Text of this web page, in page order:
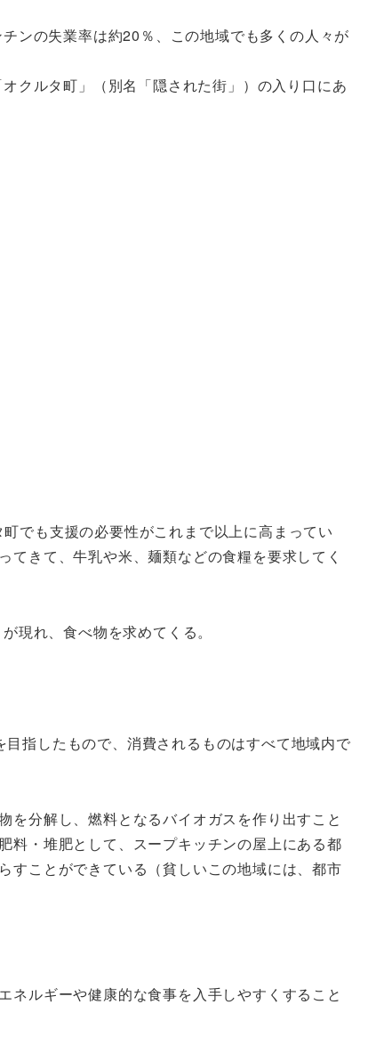
ンの失業率は約20％、この地域でも多くの人々が
クルタ町」（別名「隠された街」）の入り口にあ
でも支援の必要性がこれまで以上に高まってい
きて、牛乳や米、麺類などの食糧を要求してく
現れ、食べ物を求めてくる。
指したもので、消費されるものはすべて地域内で
を分解し、燃料となるバイオガスを作り出すこと
料・堆肥として、スープキッチンの屋上にある都
すことができている（貧しいこの地域には、都市
ネルギーや健康的な食事を入手しやすくすること